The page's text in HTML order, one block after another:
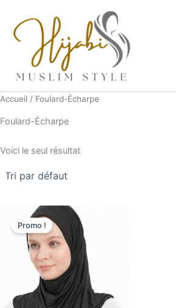
contenu
Accueil / Foulard-Écharpe
Foulard-Écharpe
Voici le seul résultat
Promo ! prix
initial
était :